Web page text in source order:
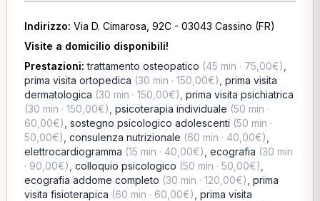
Indirizzo: Via D. Cimarosa, 92C - 03043 Cassino (FR)
Visite a domicilio disponibili!
Prestazioni:trattamento osteopatico (45 min · 75,00€)
prima visita ortopedica (30 min · 150,00€) prima visita
dermatologica (30 min · 150,00€) prima visita psichiatrica
(30 min · 150,00€) psicoterapia individuale (50 min ·
60,00€) sostegno psicologico adolescenti (50 min ·
50,00€) consulenza nutrizionale (60 min · 40,00€)
elettrocardiogramma (15 min · 40,00€) ecografia (30 min
· 90,00€) colloquio psicologico (50 min · 50,00€)
ecografia addome completo (30 min · 120,00€) prima
visita fisioterapica (60 min · 60,00€) prima visita